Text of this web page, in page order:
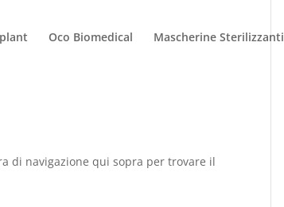
Oco Biomedical Mascherine Sterilizzanti
di navigazione qui sopra per trovare il